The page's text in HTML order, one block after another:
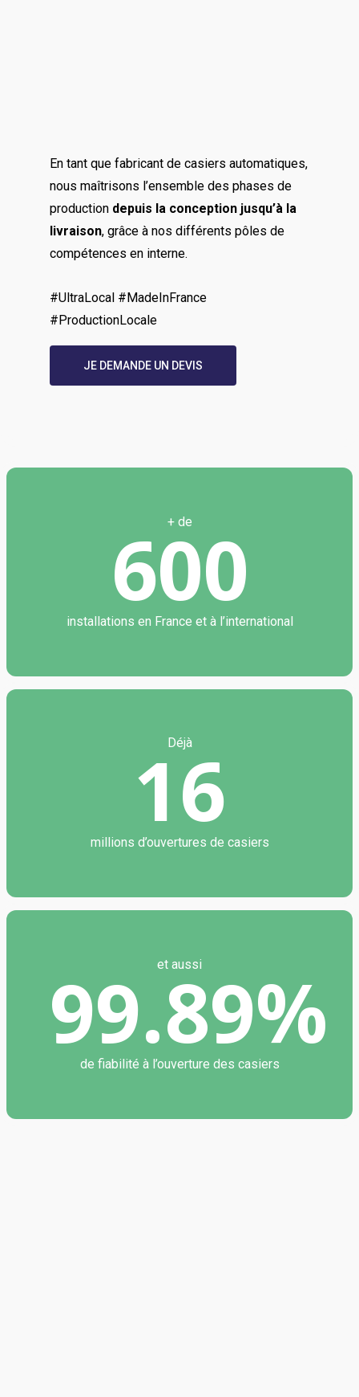
En tant que fabricant de casiers automatiques,
nous maîtrisons l’ensemble des phases de
production depuis la conception jusqu’à la
livraison, grâce à nos différents pôles de
compétences en interne.
#UltraLocal #MadeInFrance
#ProductionLocale
JE DEMANDE UN DEVIS
+ de
600
installations en France et à l’international
Déjà
16
millions d’ouvertures de casiers
et aussi
99.89%
de fiabilité à l’ouverture des casiers